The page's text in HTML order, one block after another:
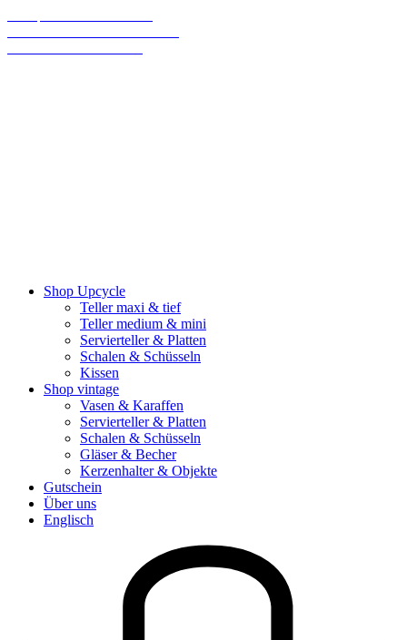
Shop Upcycle
Teller maxi & tief
Teller medium & mini
Servierteller & Platten
Schalen & Schüsseln
Kissen
Shop vintage
Vasen & Karaffen
Servierteller & Platten
Schalen & Schüsseln
Gläser & Becher
Kerzenhalter & Objekte
Gutschein
Über uns
Englisch